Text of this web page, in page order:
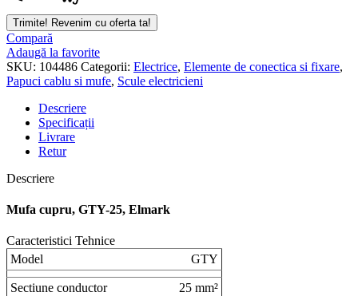
Trimite! Revenim cu oferta ta!
Compară
Adaugă la favorite
SKU: 104486 Categorii: Electrice, Elemente de conectica si fixare,
Papuci cablu si mufe, Scule electricieni
Descriere
Specificații
Livrare
Retur
Descriere
Mufa cupru, GTY-25, Elmark
Caracteristici Tehnice
Model
GTY
Sectiune conductor
25 mm²